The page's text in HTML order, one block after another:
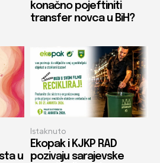
konačno pojeftiniti
transfer novca u BiH?
u
Istaknuto
Ekopak i KJKP RAD
pozivaju sarajevske